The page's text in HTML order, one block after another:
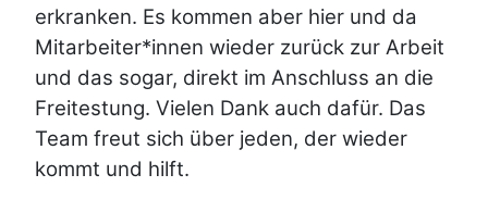
erkranken. Es kommen aber hier und da
Mitarbeiter*innen wieder zurück zur Arbeit
und das sogar, direkt im Anschluss an die
Freitestung. Vielen Dank auch dafür. Das
Team freut sich über jeden, der wieder
kommt und hilft.